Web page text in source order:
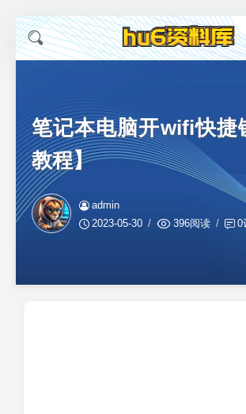
笔记本电脑开wifi快捷
教程】
admin
2023-05-30
396阅读 0